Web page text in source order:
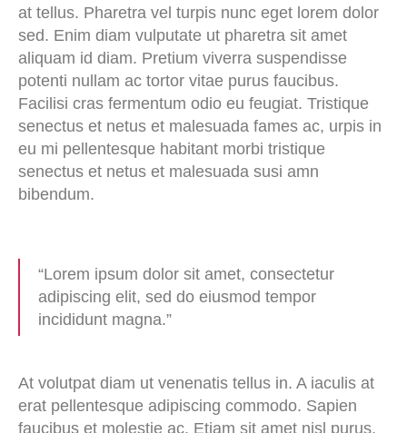
at tellus. Pharetra vel turpis nunc eget lorem dolor
sed. Enim diam vulputate ut pharetra sit amet
aliquam id diam. Pretium viverra suspendisse
potenti nullam ac tortor vitae purus faucibus.
Facilisi cras fermentum odio eu feugiat. Tristique
senectus et netus et malesuada fames ac, urpis in
eu mi pellentesque habitant morbi tristique
senectus et netus et malesuada susi amn
bibendum.
“Lorem ipsum dolor sit amet, consectetur
adipiscing elit, sed do eiusmod tempor
incididunt magna.”
At volutpat diam ut venenatis tellus in. A iaculis at
erat pellentesque adipiscing commodo. Sapien
faucibus et molestie ac. Etiam sit amet nisl purus.